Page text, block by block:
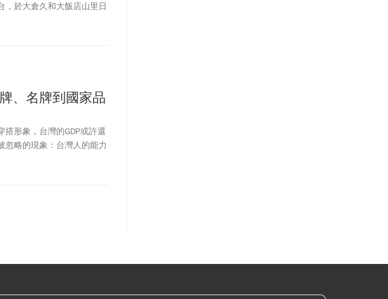
，於大倉久和大飯店山里日
邀請賓客重溫一口入魂的
、名牌到國家品
形象，台灣的GDP或許還
忽略的現象：台灣人的能力
家、醫師與專業人才，也
；個人如此，企業如此，